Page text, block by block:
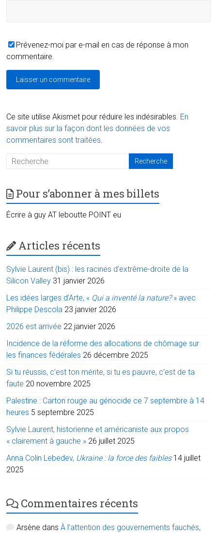
Prévenez-moi par e-mail en cas de réponse à mon
commentaire.
Ce site utilise Akismet pour réduire les indésirables. En
savoir plus sur la façon dont les données de vos
commentaires sont traitées.
Pour s’abonner à mes billets
Écrire à guy AT leboutte POINT eu
Articles récents
Sylvie Laurent (bis) : les racines d’extrême-droite de la
Silicon Valley 31 janvier 2026
Les idées larges d’Arte, « Qui a inventé la nature?» avec
Philippe Descola 23 janvier 2026
2026 est arrivée 22 janvier 2026
Incidence de la réforme des allocations de chômage sur
les finances fédérales 26 décembre 2025
Si tu réussis, c’est ton mérite, si tu es pauvre, c’est de ta
faute 20 novembre 2025
Palestine : Carton rouge au génocide ce 7 septembre à 14
heures 5 septembre 2025
Sylvie Laurent, historienne et américaniste aux propos
« clairement à gauche » 26 juillet 2025
Anna Colin Lebedev, Ukraine : la force des faibles 14 juillet
2025
Commentaires récents
Arsène dansÀ l’attention des gouvernements fauchés,